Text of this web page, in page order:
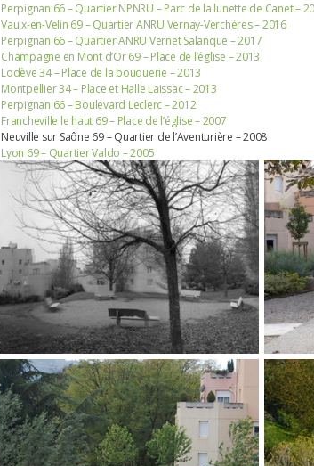
Perpignan 66 – Quartier NPNRU – Parc de la lunette de Canet –
Vaulx-en-Velin 69 – Quartier ANRU Vernay-Verchères – 2016
Perpignan 66 – Quartier ANRU Vernet Salanque – 2017
Champagne en Mont d’Or 69 – Place de l’église – 2013
Lodève 34 – Place de la bouquerie – 2013
Montpellier 34 – Place et Halle Laissac – 2013
Perpignan 66 – Boulevard Leclerc – 2012
Francheville le haut 69 – Place de l’église – 2007
Neuville sur Saône 69 – Quartier de l’Aventurière – 2008
Lyon 69 – Quartier Valdo – 2005